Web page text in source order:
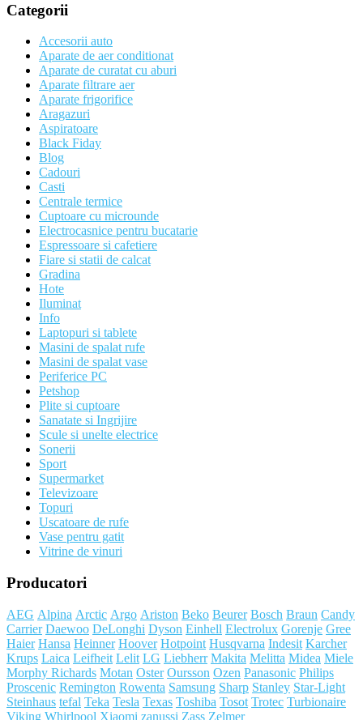
Categorii
Accesorii auto
Aparate de aer conditionat
Aparate de curatat cu aburi
Aparate filtrare aer
Aparate frigorifice
Aragazuri
Aspiratoare
Black Fiday
Blog
Cadouri
Casti
Centrale termice
Cuptoare cu microunde
Electrocasnice pentru bucatarie
Espressoare si cafetiere
Fiare si statii de calcat
Gradina
Hote
Iluminat
Info
Laptopuri si tablete
Masini de spalat rufe
Masini de spalat vase
Periferice PC
Petshop
Plite si cuptoare
Sanatate si Ingrijire
Scule si unelte electrice
Sonerii
Sport
Supermarket
Televizoare
Topuri
Uscatoare de rufe
Vase pentru gatit
Vitrine de vinuri
Producatori
AEG Alpina Arctic Argo Ariston Beko Beurer Bosch Braun Candy
Carrier Daewoo DeLonghi Dyson Einhell Electrolux Gorenje Gree
Haier Hansa Heinner Hoover Hotpoint Husqvarna Indesit Karcher
Krups Laica Leifheit Lelit LG Liebherr Makita Melitta Midea Miele
Morphy Richards Motan Oster Oursson Ozen Panasonic Philips
Proscenic Remington Rowenta Samsung Sharp Stanley Star-Light
Steinhaus tefal Teka Tesla Texas Toshiba Tosot Trotec Turbionaire
Viking Whirlpool Xiaomi zanussi Zass Zelmer